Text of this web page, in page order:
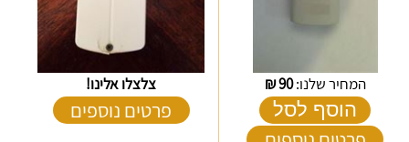
המחיר שלנו:90
₪
הוסף לסל
צלצלו אלינו!
פרטים נוספים